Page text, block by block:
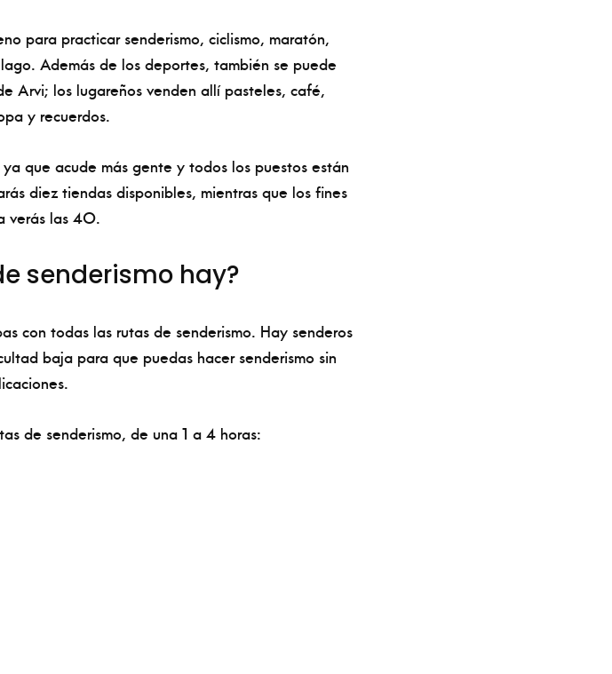
para practicar senderismo, ciclismo, maratón,
Además de los deportes, también se puede
Arvi; los lugareños venden allí pasteles, café,
y recuerdos.
que acude más gente y todos los puestos están
diez tiendas disponibles, mientras que los fines
verás las 40.
senderismo hay?
con todas las rutas de senderismo. Hay senderos
baja para que puedas hacer senderismo sin
de senderismo, de una 1 a 4 horas: